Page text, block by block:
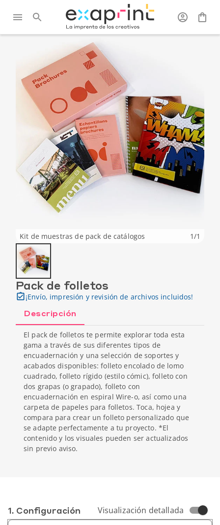
Kits de muestras
Kit de muestras de pack de catálogos 1/1
Pack de folletos
¡Envío, impresión y revisión de archivos incluidos!
Descripción
El pack de folletos te permite explorar toda esta
gama a través de sus diferentes tipos de
encuadernación y una selección de soportes y
acabados disponibles: folleto encolado de lomo
cuadrado, folleto rígido (estilo cómic), folleto con
dos grapas (o grapado), folleto con
encuadernación en espiral Wire-o, así como una
carpeta de papeles para folletos. Toca, hojea y
compara para crear un folleto personalizado que
se adapte perfectamente a tu proyecto. *El
contenido y los visuales pueden ser actualizados
sin previo aviso.
1. Conf­iguración Visualización detallada